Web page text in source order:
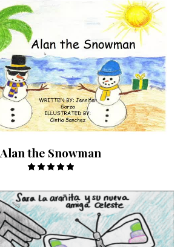
5.00
Alan the Snowman
5.00
de 5